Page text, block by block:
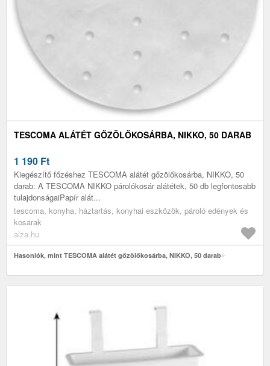
TESCOMA ALÁTÉT GŐZÖLŐKOSÁRBA, NIKKO, 50 DARAB
1 190 Ft
Kiegészítő főzéshez TESCOMA alátét gőzölőkosárba, NIKKO, 50
darab: A TESCOMA NIKKO párolókosár alátétek, 50 db legfontosabb
tulajdonságaiPapír alát...
tescoma, konyha, háztartás, konyhai eszközök, pároló edények és
kosarak
alza.hu
Hasonlók, mint TESCOMA alátét gőzölőkosárba, NIKKO, 50 darab